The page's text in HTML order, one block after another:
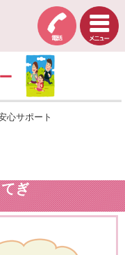
心サポート
ぎ